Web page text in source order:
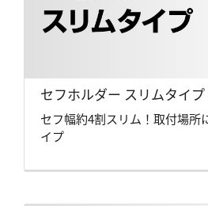
セフホルダー スリムタイプ
セフ幅約4割スリム！取付場所
イプ